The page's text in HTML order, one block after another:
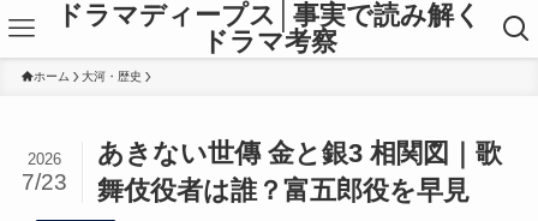
ドラマディープス│事実で読み解く
ドラマ考察
ホーム 大河・歴史
あきない世傳 金と銀3 相関図｜歌
舞伎役者は誰？富五郎役を早見
2026
7/23